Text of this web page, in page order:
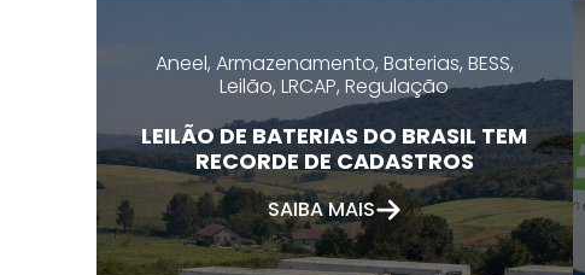
Aneel, Armazenamento, Baterias, BESS,
Leilão, LRCAP, Regulação
LEILÃO DE BATERIAS DO BRASIL TEM
RECORDE DE CADASTROS
SAIBA MAIS